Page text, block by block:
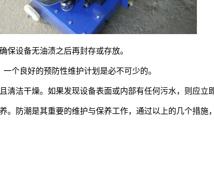
设备无油渍之后再封存或存放。
良好的预防性维护计划是必不可少的。
洁干燥。如果发现设备表面或内部有任何污水，则应立即
防潮是其重要的维护与保养工作，通过以上的几个措施